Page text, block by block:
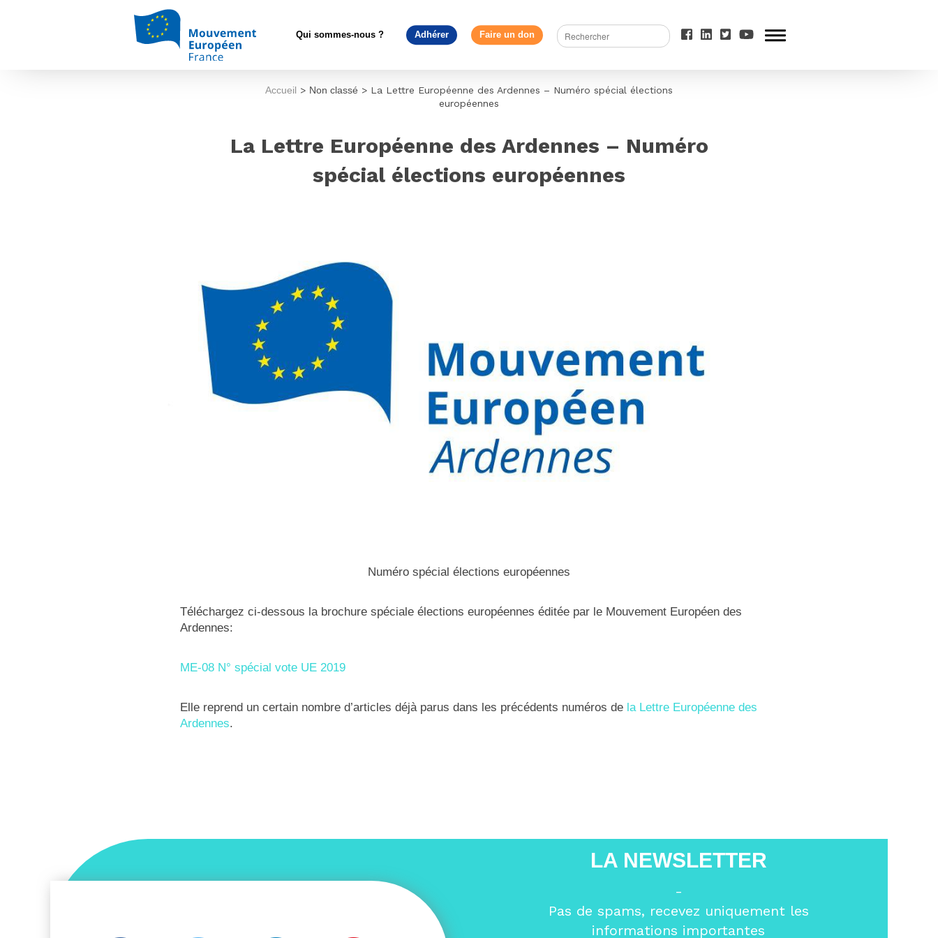
Qui sommes-nous ? Adhérer Faire un don
Accueil > Non classé > La Lettre Européenne des Ardennes – Numéro spécial élections
européennes
La Lettre Européenne des Ardennes – Numéro
spécial élections européennes
Numéro spécial élections européennes
Téléchargez ci-dessous la brochure spéciale élections européennes éditée par le Mouvement Européen des
Ardennes:
ME-08 N° spécial vote UE 2019
Elle reprend un certain nombre d’articles déjà parus dans les précédents numéros de la Lettre Européenne des
Ardennes.
LA NEWSLETTER
-
Pas de spams, recevez uniquement les
informations importantes